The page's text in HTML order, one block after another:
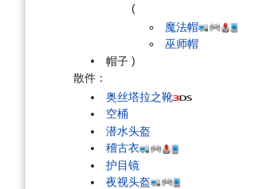
帽子
(
魔法帽
巫师帽
)
散件：
奥丝塔拉之靴
空桶
潜水头盔
稽古衣
护目镜
夜视头盔